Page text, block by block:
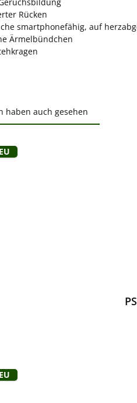
Rücken
smartphonefähig, auf
Ärmelbündchen
haben auch gesehen